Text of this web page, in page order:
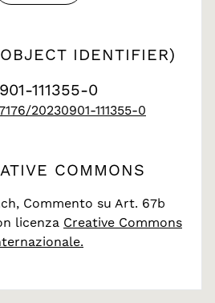
IDENTIFIER)
111355-0
20230901-111355-0
COMMONS
Commento su Art. 67b
licenza Creative Commons